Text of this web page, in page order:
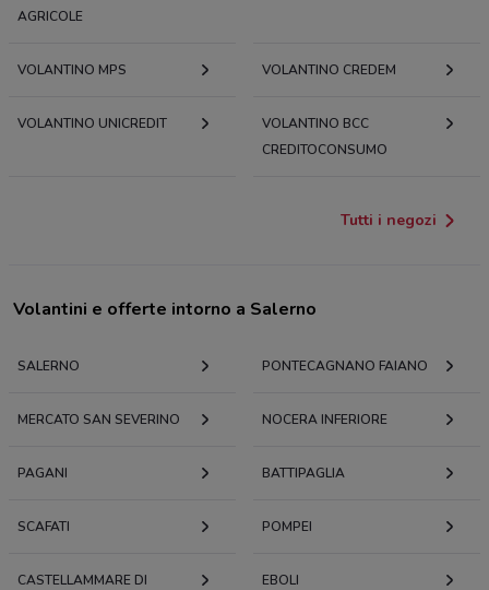
AGRICOLE
VOLANTINO MPS VOLANTINO CREDEM
VOLANTINO UNICREDIT
VOLANTINO BCC
CREDITOCONSUMO
Tutti i negozi
Volantini e offerte intorno a Salerno
SALERNO PONTECAGNANO FAIANO
MERCATO SAN SEVERINO NOCERA INFERIORE
PAGANI BATTIPAGLIA
SCAFATI POMPEI
CASTELLAMMARE DI
EBOLI